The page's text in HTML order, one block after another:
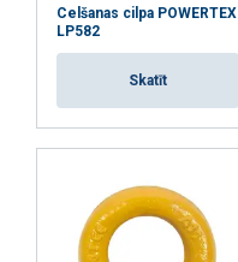
Celšanas cilpa POWERTEX
LP582
Skatīt